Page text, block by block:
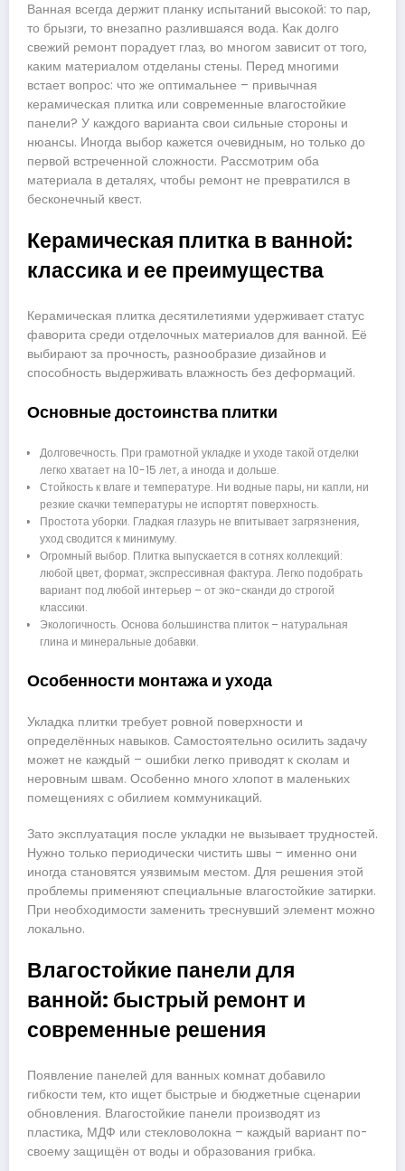
Ванная всегда держит планку испытаний высокой: то пар,
то брызги, то внезапно разлившаяся вода. Как долго
свежий ремонт порадует глаз, во многом зависит от того,
каким материалом отделаны стены. Перед многими
встает вопрос: что же оптимальнее – привычная
керамическая плитка или современные влагостойкие
панели? У каждого варианта свои сильные стороны и
нюансы. Иногда выбор кажется очевидным, но только до
первой встреченной сложности. Рассмотрим оба
материала в деталях, чтобы ремонт не превратился в
бесконечный квест.
Керамическая плитка в ванной:
классика и ее преимущества
Керамическая плитка десятилетиями удерживает статус
фаворита среди отделочных материалов для ванной. Её
выбирают за прочность, разнообразие дизайнов и
способность выдерживать влажность без деформаций.
Основные достоинства плитки
Долговечность. При грамотной укладке и уходе такой отделки
легко хватает на 10-15 лет, а иногда и дольше.
Стойкость к влаге и температуре. Ни водные пары, ни капли, ни
резкие скачки температуры не испортят поверхность.
Простота уборки. Гладкая глазурь не впитывает загрязнения,
уход сводится к минимуму.
Огромный выбор. Плитка выпускается в сотнях коллекций:
любой цвет, формат, экспрессивная фактура. Легко подобрать
вариант под любой интерьер – от эко-сканди до строгой
классики.
Экологичность. Основа большинства плиток – натуральная
глина и минеральные добавки.
Особенности монтажа и ухода
Укладка плитки требует ровной поверхности и
определённых навыков. Самостоятельно осилить задачу
может не каждый – ошибки легко приводят к сколам и
неровным швам. Особенно много хлопот в маленьких
помещениях с обилием коммуникаций.
Зато эксплуатация после укладки не вызывает трудностей.
Нужно только периодически чистить швы – именно они
иногда становятся уязвимым местом. Для решения этой
проблемы применяют специальные влагостойкие затирки.
При необходимости заменить треснувший элемент можно
локально.
Влагостойкие панели для
ванной: быстрый ремонт и
современные решения
Появление панелей для ванных комнат добавило
гибкости тем, кто ищет быстрые и бюджетные сценарии
обновления. Влагостойкие панели производят из
пластика, МДФ или стекловолокна – каждый вариант по-
своему защищён от воды и образования грибка.